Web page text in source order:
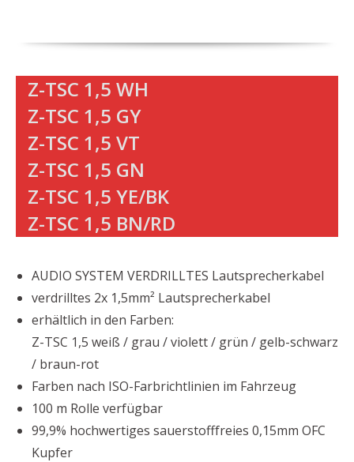
Z-TSC 1,5 WH
Z-TSC 1,5 GY
Z-TSC 1,5 VT
Z-TSC 1,5 GN
Z-TSC 1,5 YE/BK
Z-TSC 1,5 BN/RD
AUDIO SYSTEM VERDRILLTES Lautsprecherkabel
verdrilltes 2x 1,5mm² Lautsprecherkabel
erhältlich in den Farben:
Z-TSC 1,5 weiß / grau / violett / grün / gelb-schwarz
/ braun-rot
Farben nach ISO-Farbrichtlinien im Fahrzeug
100 m Rolle verfügbar
99,9% hochwertiges sauerstofffreies 0,15mm OFC
Kupfer